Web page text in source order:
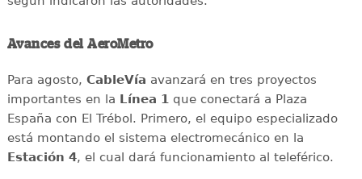
Avances del AeroMetro
Para agosto, CableVía avanzará en tres proyectos
importantes en la Línea 1que conectará a Plaza
España con El Trébol. Primero, el equipo especializado
está montando el sistema electromecánico en la
Estación 4, el cual dará funcionamiento al teleférico.